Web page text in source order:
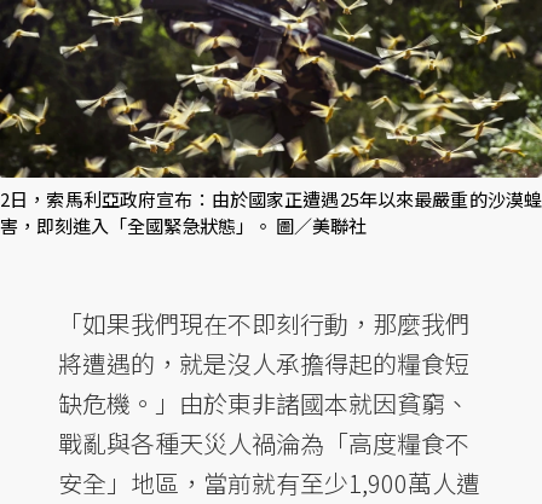
2日，索馬利亞政府宣布：由於國家正遭遇25年以來最嚴重的沙漠蝗
害，即刻進入「全國緊急狀態」。 圖／美聯社
「如果我們現在不即刻行動，那麼我們
將遭遇的，就是沒人承擔得起的糧食短
缺危機。」由於東非諸國本就因貧窮、
戰亂與各種天災人禍淪為「高度糧食不
安全」地區，當前就有至少1,900萬人遭